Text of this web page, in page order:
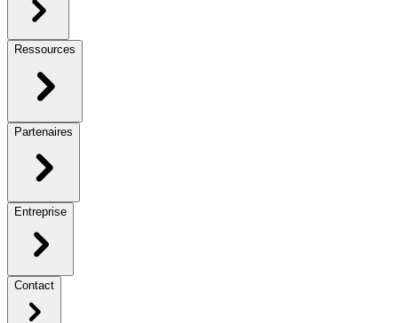
Ressources
Partenaires
Entreprise
Contact